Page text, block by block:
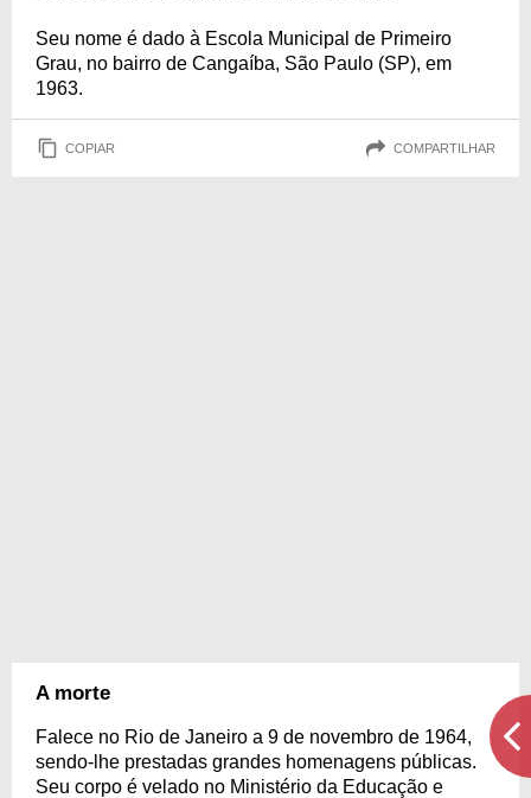
Seu nome é dado à Escola Municipal de Primeiro
Grau, no bairro de Cangaíba, São Paulo (SP), em
1963.
COPIAR COMPARTILHAR
A morte
Falece no Rio de Janeiro a 9 de novembro de 1964,
sendo-lhe prestadas grandes homenagens públicas.
Seu corpo é velado no Ministério da Educação e